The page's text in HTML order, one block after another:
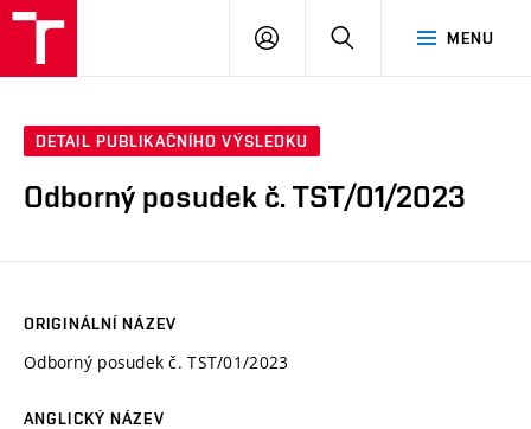
MENU
PŘIHLÁSIT
DETAIL PUBLIKAČNÍHO VÝSLEDKU
Odborný posudek č. TST/01/2023
ORIGINÁLNÍ NÁZEV
Odborný posudek č. TST/01/2023
ANGLICKÝ NÁZEV